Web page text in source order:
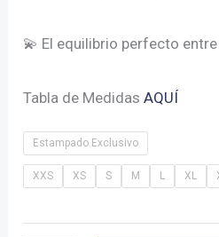
💫 El equilibrio perfecto
Tabla de MedidasAQUÍ
Estampado Exclusivo
XXS XS S M L XL